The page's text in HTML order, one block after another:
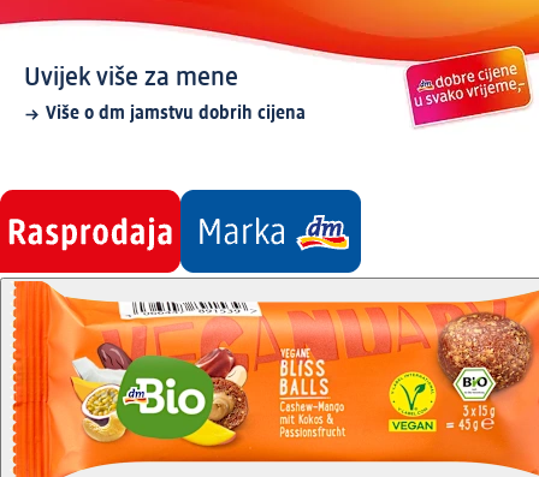
Uvijek više za mene
Više o dm jamstvu dobrih cijena